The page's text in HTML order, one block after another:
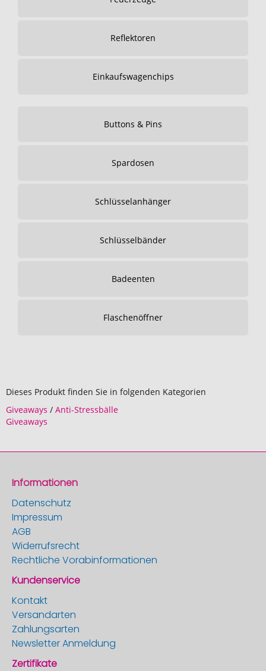
Reflektoren
Einkaufswagenchips
Buttons & Pins
Spardosen
Schlüsselanhänger
Schlüsselbänder
Badeenten
Flaschenöffner
Dieses Produkt finden Sie in folgenden Kategorien
Giveaways / Anti-Stressbälle
Giveaways
Informationen
Datenschutz
Impressum
AGB
Widerrufsrecht
Rechtliche Vorabinformationen
Kundenservice
Kontakt
Versandarten
Zahlungsarten
Newsletter Anmeldung
Zertifikate